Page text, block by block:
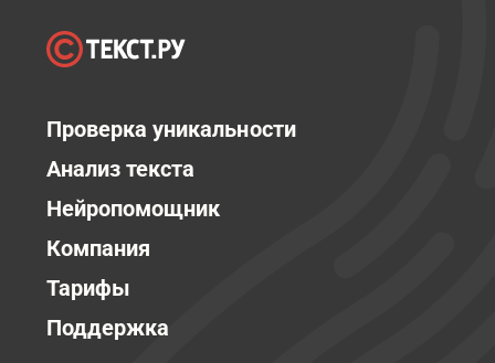
Проверка уникальности
Анализ текста
Нейропомощник
Компания
Тарифы
Поддержка